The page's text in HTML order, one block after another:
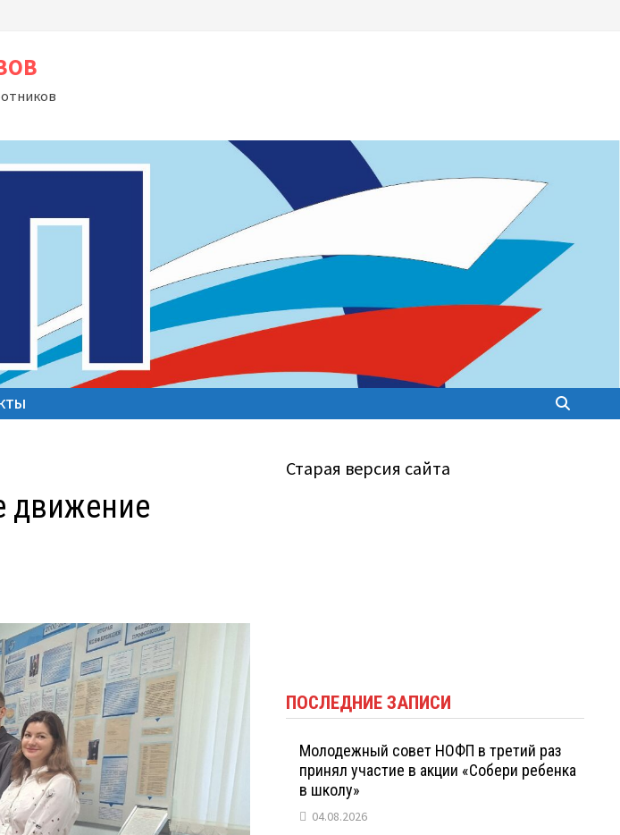
движение
Старая версия сайта
ПОСЛЕДНИЕ ЗАПИСИ
Молодежный совет НОФП в третий раз
принял участие в акции «Собери ребенка
в школу»
04.08.2026